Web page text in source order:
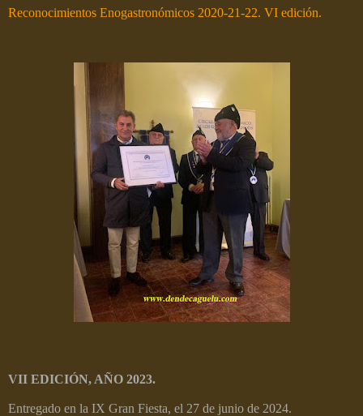
Reconocimientos Enogastronómicos 2020-21-22. VI edición.
VII EDICIÓN, AÑO 2023.
Entregado en la IX Gran Fiesta, el 27 de junio de 2024.